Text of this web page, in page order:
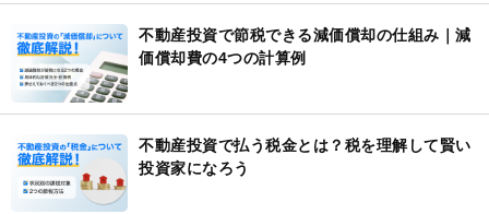
不動産投資で節税できる減価償却の仕組み｜減
価償却費の4つの計算例
不動産投資で払う税金とは？税を理解して賢い
投資家になろう